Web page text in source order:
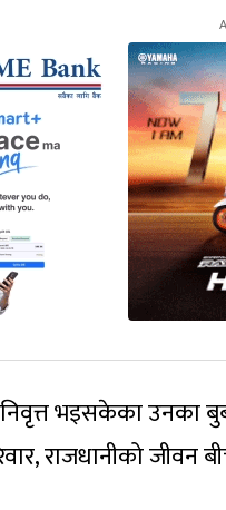
भइसकेका उनका बुबा
राजधानीको